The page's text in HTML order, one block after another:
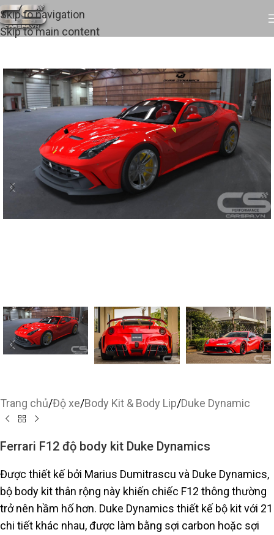
Skip to navigation
Skip to main content
Trang chủ/Độ xe/Body Kit & Body Lip/Duke Dynamic
Ferrari F12 độ body kit Duke Dynamics
Được thiết kế bởi Marius Dumitrascu và Duke Dynamics,
bộ body kit thân rộng này khiến chiếc F12 thông thường
trở nên hầm hố hơn. Duke Dynamics thiết kế bộ kit với 21
chi tiết khác nhau, được làm bằng sợi carbon hoặc sợi